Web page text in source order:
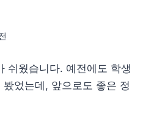
쉬웠습니다. 예전에도 학생
었는데, 앞으로도 좋은 정